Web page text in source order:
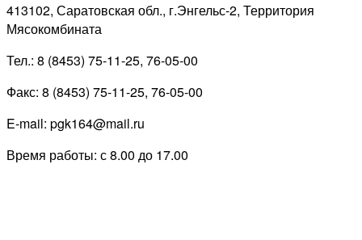
413102, Саратовская обл., г.Энгельс-2, Территория
Мясокомбината
Тел.: 8 (8453) 75-11-25, 76-05-00
Факс: 8 (8453) 75-11-25, 76-05-00
E-mail: pgk164@mail.ru
Время работы: с 8.00 до 17.00